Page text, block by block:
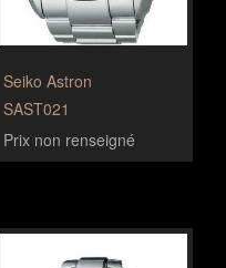
Seiko Astron
SAST021
Prix non renseigné